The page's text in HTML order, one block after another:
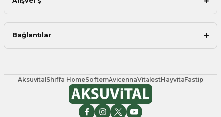
Bağlantılar
AksuvitalShiffa HomeSoftemAvicennaVitalestHayvitaFastip